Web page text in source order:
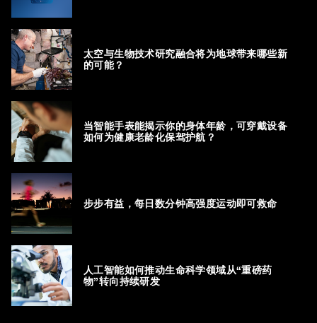
太空与生物技术研究融合将为地球带来哪些新
的可能？
当智能手表能揭示你的身体年龄，可穿戴设备
如何为健康老龄化保驾护航？
步步有益，每日数分钟高强度运动即可救命
人工智能如何推动生命科学领域从“重磅药
物”转向持续研发